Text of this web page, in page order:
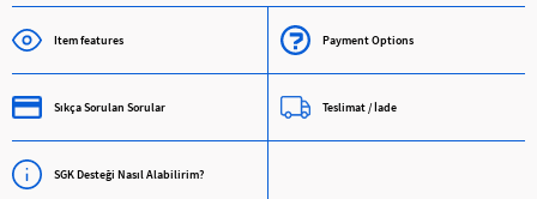
Item features Payment Options
Sıkça Sorulan Sorular Teslimat / İade
SGK Desteği Nasıl Alabilirim?